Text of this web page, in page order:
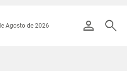
person search
Agosto de 2026